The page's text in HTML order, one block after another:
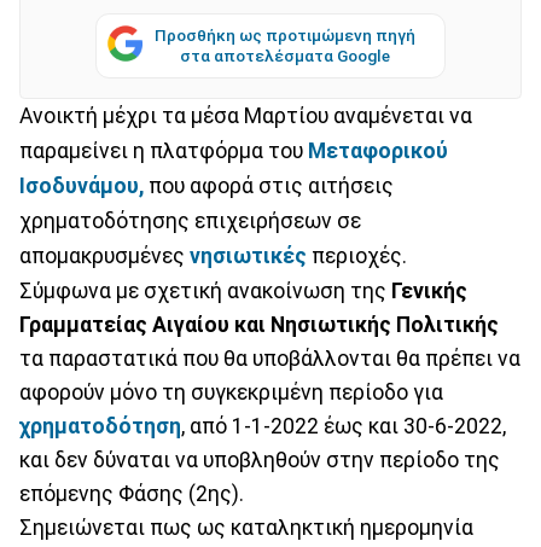
Προσθήκη ως προτιμώμενη πηγή
στα αποτελέσματα Google
Ανοικτή μέχρι τα μέσα Μαρτίου αναμένεται να
παραμείνει η πλατφόρμα του Μεταφορικού
Ισοδυνάμου, που αφορά στις αιτήσεις
χρηματοδότησης επιχειρήσεων σε
απομακρυσμένες νησιωτικές περιοχές.
Σύμφωνα με σχετική ανακοίνωση της Γενικής
Γραμματείας Αιγαίου και Νησιωτικής Πολιτικής
τα παραστατικά που θα υποβάλλονται θα πρέπει να
αφορούν μόνο τη συγκεκριμένη περίοδο για
χρηματοδότηση, από 1-1-2022 έως και 30-6-2022,
και δεν δύναται να υποβληθούν στην περίοδο της
επόμενης Φάσης (2ης).
Σημειώνεται πως ως καταληκτική ημερομηνία